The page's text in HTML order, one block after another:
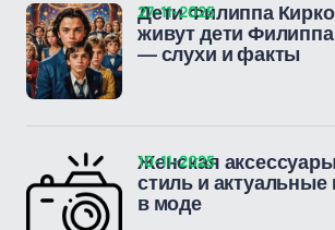
Дети Филиппа
живут дети
— слухи и факты
27-11-2025
Женская
стиль и актуальные
в моде
10-11-2025